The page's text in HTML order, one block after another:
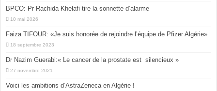
BPCO: Pr Rachida Khelafi tire la sonnette d’alarme
10 mai 2026
Faiza TIFOUR: «Je suis honorée de rejoindre l’équipe de Pfizer Algérie»
18 septembre 2023
Dr Nazim Guerabi:« Le cancer de la prostate est silencieux »
27 novembre 2021
Voici les ambitions d’AstraZeneca en Algérie !